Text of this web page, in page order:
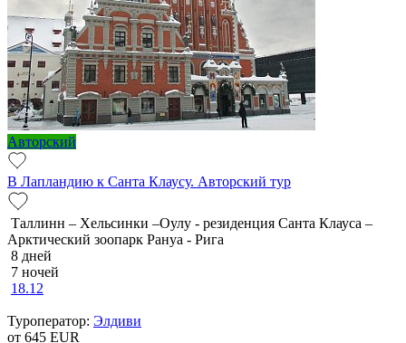
Авторский
В Лапландию к Санта Клаусу. Авторский тур
Таллинн – Хельсинки –Оулу - резиденция Санта Клауса –
Арктический зоопарк Рануа - Рига
8 дней
7 ночей
18.12
Туроператор: Элдиви
от 645 EUR